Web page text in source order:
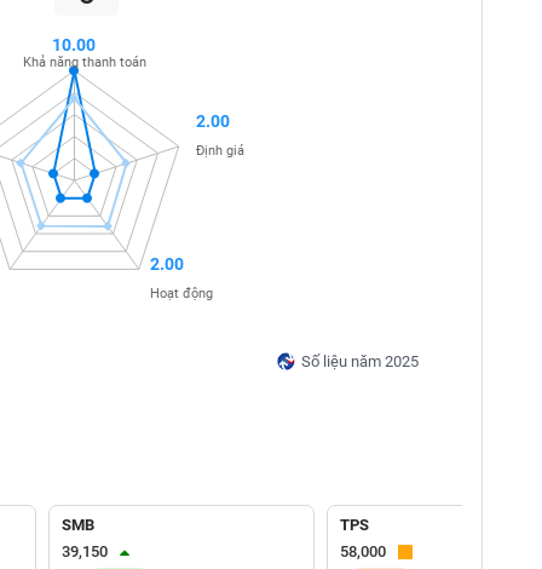
Số liệu năm 2025
10.00
Khả năng thanh toán
2.00
Định giá
2.00
Hoạt động
SMB
39,150
TPS
58,000